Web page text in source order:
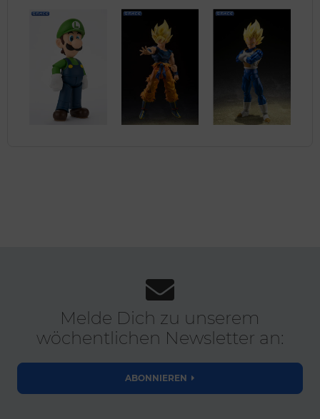
Melde Dich zu unserem
wöchentlichen Newsletter an:
ABONNIEREN